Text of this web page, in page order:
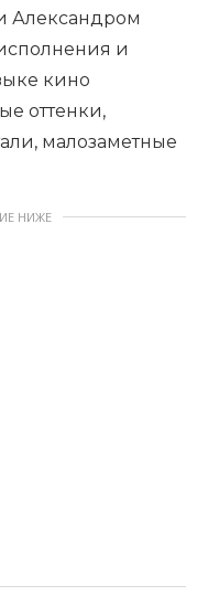
Александром
и
кино
оттенки,
малозаметные
НИЖЕ